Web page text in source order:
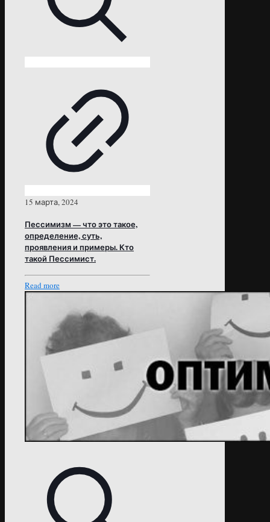
15 марта, 2024
Пессимизм — что это такое,
определение, суть,
проявления и примеры. Кто
такой Пессимист.
Read more